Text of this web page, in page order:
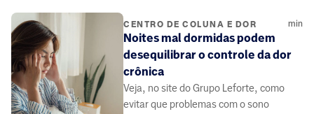
Grupo Leforte.
CENTRO DE COLUNA E DOR min
Noites mal dormidas podem
desequilibrar o controle da dor
crônica
Veja, no site do Grupo Leforte, como
evitar que problemas com o sono